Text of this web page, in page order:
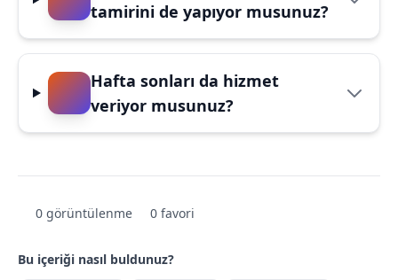
tamirini de yapıyor musunuz?
Hafta sonları da hizmet
veriyor musunuz?
0 görüntülenme 0 favori
Bu içeriği nasıl buldunuz?